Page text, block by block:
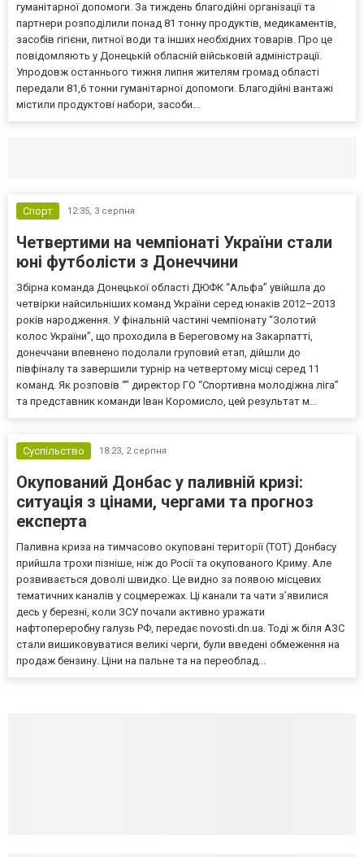
гуманітарної допомоги. За тиждень благодійні організації та
партнери розподілили понад 81 тонну продуктів, медикаментів,
засобів гігієни, питної води та інших необхідних товарів. Про це
повідомляють у Донецькій обласній військовій адміністрації.
Упродовж останнього тижня липня жителям громад області
передали 81,6 тонни гуманітарної допомоги. Благодійні вантажі
містили продуктові набори, засоби...
Спорт 12:35, 3 серпня
Четвертими на чемпіонаті України стали
юні футболісти з Донеччини
Збірна команда Донецької області ДЮФК “Альфа” увійшла до
четвірки найсильніших команд України серед юнаків 2012–2013
років народження. У фінальній частині чемпіонату “Золотий
колос України”, що проходила в Береговому на Закарпатті,
донеччани впевнено подолали груповий етап, дійшли до
півфіналу та завершили турнір на четвертому місці серед 11
команд. Як розповів “” директор ГО “Спортивна молодіжна ліга”
та представник команди Іван Коромисло, цей результат м...
Суспільство 18:23, 2 серпня
Окупований Донбас у паливній кризі:
ситуація з цінами, чергами та прогноз
експерта
Паливна криза на тимчасово окуповані території (ТОТ) Донбасу
прийшла трохи пізніше, ніж до Росії та окупованого Криму. Але
розвивається доволі швидко. Це видно за появою місцевих
тематичних каналів у соцмережах. Ці канали та чати з’явилися
десь у березні, коли ЗСУ почали активно уражати
нафтопереробну галузь РФ, передає novosti.dn.ua. Тоді ж біля АЗС
стали вишиковуватися великі черги, були введені обмеження на
продаж бензину. Ціни на пальне та на переоблад...